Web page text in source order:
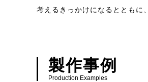
考えるきっかけになるとともに
製作事例
Production Examples